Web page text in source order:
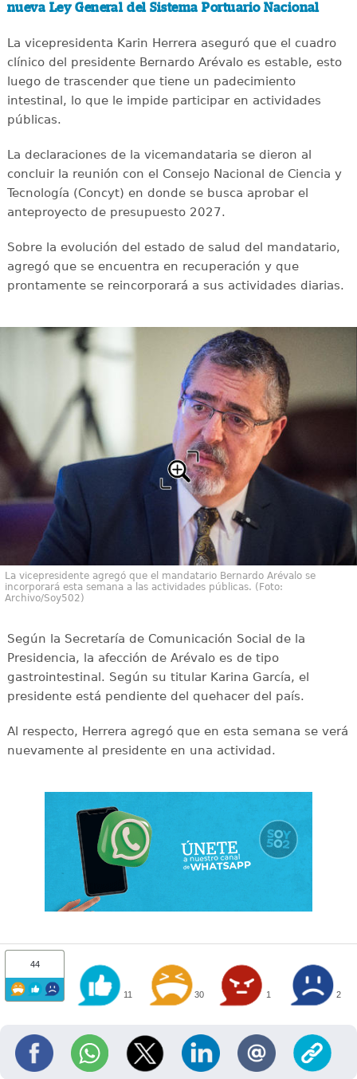
nueva Ley General del Sistema Portuario Nacional
La vicepresidenta Karin Herrera aseguró que el cuadro
clínico del presidente Bernardo Arévalo es estable, esto
luego de trascender que tiene un padecimiento
intestinal, lo que le impide participar en actividades
públicas.
La declaraciones de la vicemandataria se dieron al
concluir la reunión con el Consejo Nacional de Ciencia y
Tecnología (Concyt) en donde se busca aprobar el
anteproyecto de presupuesto 2027.
Sobre la evolución del estado de salud del mandatario,
agregó que se encuentra en recuperación y que
prontamente se reincorporará a sus actividades diarias.
La vicepresidente agregó que el mandatario Bernardo Arévalo se
incorporará esta semana a las actividades públicas. (Foto:
Archivo/Soy502)
Según la Secretaría de Comunicación Social de la
Presidencia, la afección de Arévalo es de tipo
gastrointestinal. Según su titular Karina García, el
presidente está pendiente del quehacer del país.
Al respecto, Herrera agregó que en esta semana se verá
nuevamente al presidente en una actividad.
44
11 30 1 2